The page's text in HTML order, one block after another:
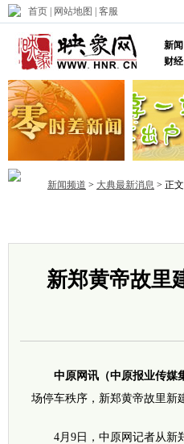
首页 网站地图 客服
新闻
财经
新闻频道 > 大典最新消息 > 正文
新郑黄帝故里
中原网讯（中原报业传媒
场停车秩序，新郑黄帝故里新
4月9日，中原网记者从新郑